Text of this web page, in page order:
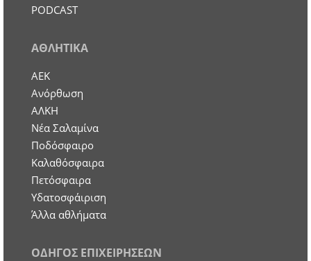
PODCAST
ΑΘΛΗΤΙΚΑ
ΑΕΚ
Ανόρθωση
ΑΛΚΗ
Νέα Σαλαμίνα
Ποδόσφαιρο
Καλαθόσφαιρα
Πετόσφαιρα
Υδατοσφάιριση
Άλλα αθλήματα
ΟΔΗΓΟΣ ΕΠΙΧΕΙΡΗΣΕΩΝ